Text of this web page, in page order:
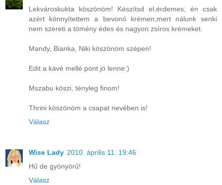
Lekvároskukta köszönöm! Készítsd el,érdemes, én csak
azért könnyítettem a bevonó krémen,mert nálunk senki
nem szereti a tömény édes és nagyon zsíros krémeket.
Mandy, Bianka, Niki köszönöm szépen!
Edit a kávé mellé pont jó lenne:)
Mszabu köszi, tényleg finom!
Thrini köszönöm a csapat nevében is!
Válasz
Wise Lady 2010. április 11. 19:46
Hű de gyönyörű!
Válasz